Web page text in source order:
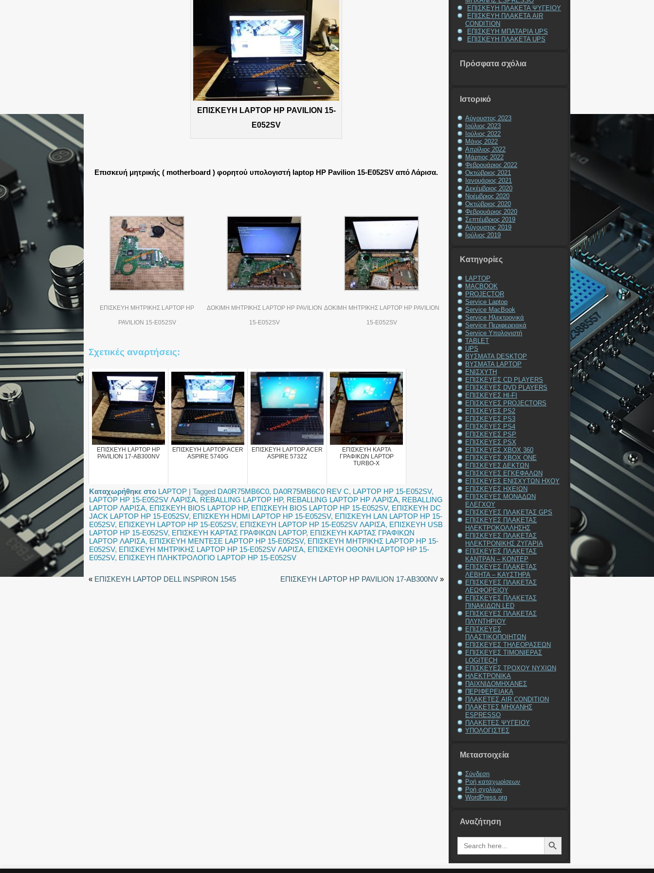
ΕΠΙΣΚΕΥΗ LAPTOP HP PAVILION 15-
E052SV
Επισκευή μητρικής ( motherboard ) φορητού υπολογιστή laptop HP Pavilion 15-E052SV από Λάρισα.
ΕΠΙΣΚΕΥΗ ΜΗΤΡΙΚΗΣ LAPTOP HP
PAVILION 15-E052SV
ΔΟΚΙΜΗ ΜΗΤΡΙΚΗΣ LAPTOP HP PAVILION
15-E052SV
ΔΟΚΙΜΗ ΜΗΤΡΙΚΗΣ LAPTOP HP PAVILION
15-E052SV
Σχετικές αναρτήσεις:
ΕΠΙΣΚΕΥΗ LAPTOP HP
PAVILION 17-AB300NV
ΕΠΙΣΚΕΥΗ LAPTOP ACER
ASPIRE 5740G
ΕΠΙΣΚΕΥΗ LAPTOP ACER
ASPIRE 5732Z
ΕΠΙΣΚΕΥΗ ΚΑΡΤΑ
ΓΡΑΦΙΚΩΝ LAPTOP
TURBO-X
Καταχωρήθηκε στο LAPTOP | Tagged DA0R75MB6C0, DA0R75MB6C0 REV C, LAPTOP HP 15-E052SV,
LAPTOP HP 15-E052SV ΛΑΡΙΣΑ, REBALLING LAPTOP HP, REBALLING LAPTOP HP ΛΑΡΙΣΑ, REBALLING
LAPTOP ΛΑΡΙΣΑ, ΕΠΙΣΚΕΥΗ BIOS LAPTOP HP, ΕΠΙΣΚΕΥΗ BIOS LAPTOP HP 15-E052SV, ΕΠΙΣΚΕΥΗ DC
JACK LAPTOP HP 15-E052SV, ΕΠΙΣΚΕΥΗ HDMI LAPTOP HP 15-E052SV, ΕΠΙΣΚΕΥΗ LAN LAPTOP HP 15-
E052SV, ΕΠΙΣΚΕΥΗ LAPTOP HP 15-E052SV, ΕΠΙΣΚΕΥΗ LAPTOP HP 15-E052SV ΛΑΡΙΣΑ, ΕΠΙΣΚΕΥΗ USB
LAPTOP HP 15-E052SV, ΕΠΙΣΚΕΥΗ ΚΑΡΤΑΣ ΓΡΑΦΙΚΩΝ LAPTOP, ΕΠΙΣΚΕΥΗ ΚΑΡΤΑΣ ΓΡΑΦΙΚΩΝ
LAPTOP ΛΑΡΙΣΑ, ΕΠΙΣΚΕΥΗ ΜΕΝΤΕΣΕ LAPTOP HP 15-E052SV, ΕΠΙΣΚΕΥΗ ΜΗΤΡΙΚΗΣ LAPTOP HP 15-
E052SV, ΕΠΙΣΚΕΥΗ ΜΗΤΡΙΚΗΣ LAPTOP HP 15-E052SV ΛΑΡΙΣΑ, ΕΠΙΣΚΕΥΗ ΟΘΟΝΗ LAPTOP HP 15-
E052SV, ΕΠΙΣΚΕΥΗ ΠΛΗΚΤΡΟΛΟΓΙΟ LAPTOP HP 15-E052SV
« ΕΠΙΣΚΕΥΗ LAPTOP DELL INSPIRON 1545 ΕΠΙΣΚΕΥΗ LAPTOP HP PAVILION 17-AB300NV »
ΕΠΙΣΚΕΥΗ ΠΛΑΚΕΤΑ ΨΥΓΕΙΟΥ
ΕΠΙΣΚΕΥΗ ΠΛΑΚΕΤΑ AIR
CONDITION
ΕΠΙΣΚΕΥΗ ΜΠΑΤΑΡΙΑ UPS
ΕΠΙΣΚΕΥΗ ΠΛΑΚΕΤΑ UPS
Πρόσφατα σχόλια
Ιστορικό
Αύγουστος 2023
Ιούλιος 2023
Ιούλιος 2022
Μάιος 2022
Απρίλιος 2022
Μάρτιος 2022
Φεβρουάριος 2022
Οκτώβριος 2021
Ιανουάριος 2021
Δεκέμβριος 2020
Νοέμβριος 2020
Οκτώβριος 2020
Φεβρουάριος 2020
Σεπτέμβριος 2019
Αύγουστος 2019
Ιούλιος 2019
Kατηγορίες
LAPTOP
MACBOOK
PROJECTOR
Service Laptop
Service MacBook
Service Ηλεκτρονικά
Service Περιφερειακά
Service Υπολογιστή
TABLET
UPS
ΒΥΣΜΑΤΑ DESKTOP
ΒΥΣΜΑΤΑ LAPTOP
ΕΝΙΣΧΥΤΗ
ΕΠΙΣΚΕΥΕΣ CD PLAYERS
ΕΠΙΣΚΕΥΕΣ DVD PLAYERS
ΕΠΙΣΚΕΥΕΣ HI-FI
ΕΠΙΣΚΕΥΕΣ PROJECTORS
ΕΠΙΣΚΕΥΕΣ PS2
ΕΠΙΣΚΕΥΕΣ PS3
ΕΠΙΣΚΕΥΕΣ PS4
ΕΠΙΣΚΕΥΕΣ PSP
ΕΠΙΣΚΕΥΕΣ PSX
ΕΠΙΣΚΕΥΕΣ XBOX 360
ΕΠΙΣΚΕΥΕΣ XBOX ONE
ΕΠΙΣΚΕΥΕΣ ΔΕΚΤΩΝ
ΕΠΙΣΚΕΥΕΣ ΕΓΚΕΦΑΛΩΝ
ΕΠΙΣΚΕΥΕΣ ΕΝΙΣΧΥΤΩΝ ΗΧΟΥ
ΕΠΙΣΚΕΥΕΣ ΗΧΕΙΩΝ
ΕΠΙΣΚΕΥΕΣ ΜΟΝΑΔΩΝ
ΕΛΕΓΧΟΥ
ΕΠΙΣΚΕΥΕΣ ΠΛΑΚΕΤΑΣ GPS
ΕΠΙΣΚΕΥΕΣ ΠΛΑΚΕΤΑΣ
ΗΛΕΚΤΡΟΚΟΛΛΗΣΗΣ
ΕΠΙΣΚΕΥΕΣ ΠΛΑΚΕΤΑΣ
ΗΛΕΚΤΡΟΝΙΚΗΣ ΖΥΓΑΡΙΑ
ΕΠΙΣΚΕΥΕΣ ΠΛΑΚΕΤΑΣ
ΚΑΝΤΡΑΝ – ΚΟΝΤΕΡ
ΕΠΙΣΚΕΥΕΣ ΠΛΑΚΕΤΑΣ
ΛΕΒΗΤΑ – ΚΑΥΣΤΗΡΑ
ΕΠΙΣΚΕΥΕΣ ΠΛΑΚΕΤΑΣ
ΛΕΩΦΟΡΕΙΟΥ
ΕΠΙΣΚΕΥΕΣ ΠΛΑΚΕΤΑΣ
ΠΙΝΑΚΙΔΩΝ LED
ΕΠΙΣΚΕΥΕΣ ΠΛΑΚΕΤΑΣ
ΠΛΥΝΤΗΡΙΟΥ
ΕΠΙΣΚΕΥΕΣ
ΠΛΑΣΤΙΚΟΠΟΙΗΤΩΝ
ΕΠΙΣΚΕΥΕΣ ΤΗΛΕΟΡΑΣΕΩΝ
ΕΠΙΣΚΕΥΕΣ ΤΙΜΟΝΙΕΡΑΣ
LOGITECH
ΕΠΙΣΚΕΥΕΣ ΤΡΟΧΟΥ ΝΥΧΙΩΝ
ΗΛΕΚΤΡΟΝΙΚΑ
ΠΑΙΧΝΙΔΟΜΗΧΑΝΕΣ
ΠΕΡΙΦΕΡΕΙΑΚΑ
ΠΛΑΚΕΤΕΣ AIR CONDITION
ΠΛΑΚΕΤΕΣ ΜΗΧΑΝΗΣ
ESPRESSO
ΠΛΑΚΕΤΕΣ ΨΥΓΕΙΟΥ
ΥΠΟΛΟΓΙΣΤΕΣ
Μεταστοιχεία
Σύνδεση
Ροή καταχωρίσεων
Ροή σχολίων
WordPress.org
Αναζήτηση
Search
for:
Search Button